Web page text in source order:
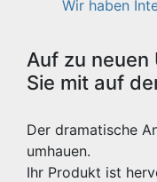
Wir haben
Auf zu neuen
Sie mit auf
Der dramatische
umhauen.
Ihr Produkt ist